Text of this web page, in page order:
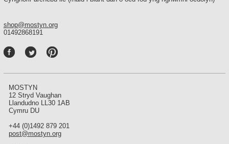
shop@mostyn.org
01492868191
ere
MOSTYN
12 Stryd Vaughan
Llandudno LL30 1AB
Cymru DU
+44 (0)1492 879 201
post@mostyn.org